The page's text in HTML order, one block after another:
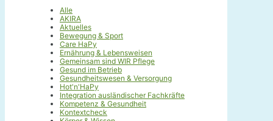
Alle
AKIRA
Aktuelles
Bewegung & Sport
Care HaPy
Ernährung & Lebensweisen
Gemeinsam sind WIR Pflege
Gesund im Betrieb
Gesundheitswesen & Versorgung
Hot'n'HaPy
Integration ausländischer Fachkräfte
Kompetenz & Gesundheit
Kontextcheck